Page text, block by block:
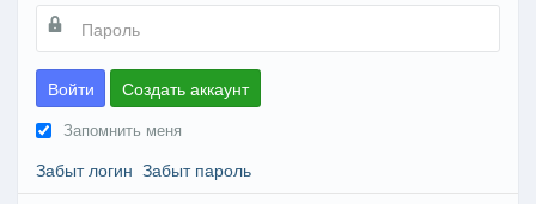
Войти Создать аккаунт
Запомнить меня
Забыт логин Забыт пароль